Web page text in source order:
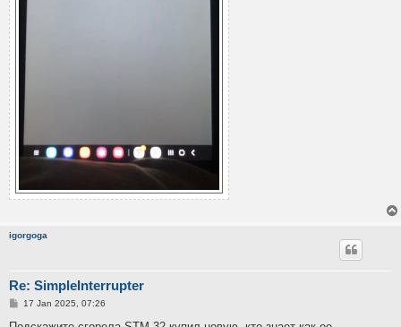
igorgoga
Re: SimpleInterrupter
P
s
17 Jan 2025, 07:26